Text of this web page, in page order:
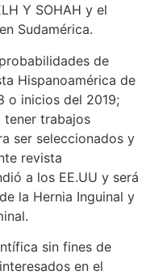
Y SOHAH y el
Sudamérica.
de
Hispanoamérica de
o inicios del 2019;
trabajos
ser seleccionados y
revista
a los EE.UU y será
la Hernia Inguinal y
sin fines de
en el